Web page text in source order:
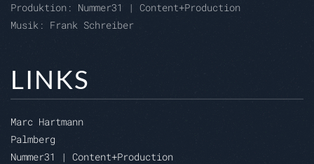
Produktion: Nummer31 | Content+Production
Musik: Frank Schreiber
LINKS
Marc Hartmann
Palmberg
Nummer31 | Content+Production